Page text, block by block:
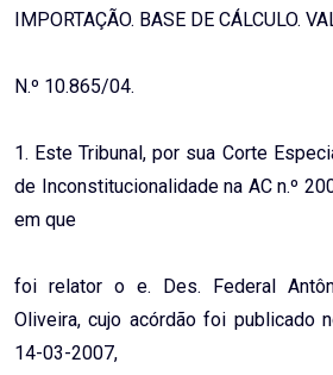
IMPORTAÇÃO. BASE DE CÁLCULO.
N.º 10.865/04.
1. Este Tribunal, por sua Corte
de Inconstitucionalidade na AC n.º
em que
foi relator o e. Des. Federal
Oliveira, cujo acórdão foi publicado
14-03-2007,